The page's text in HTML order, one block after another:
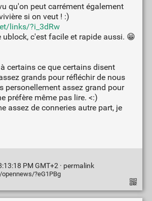
qu'on peut carrément également
si on veut ! :)
links/?i_3dRw
c'est facile et rapide aussi. 😁
certains ce que certains disent
grands pour réfléchir de nous
personellement assez grand pour
préfère même pas lire. <:)
assez de conneries autre part, je
PM GMT+2 · permalink
?eG1PBg